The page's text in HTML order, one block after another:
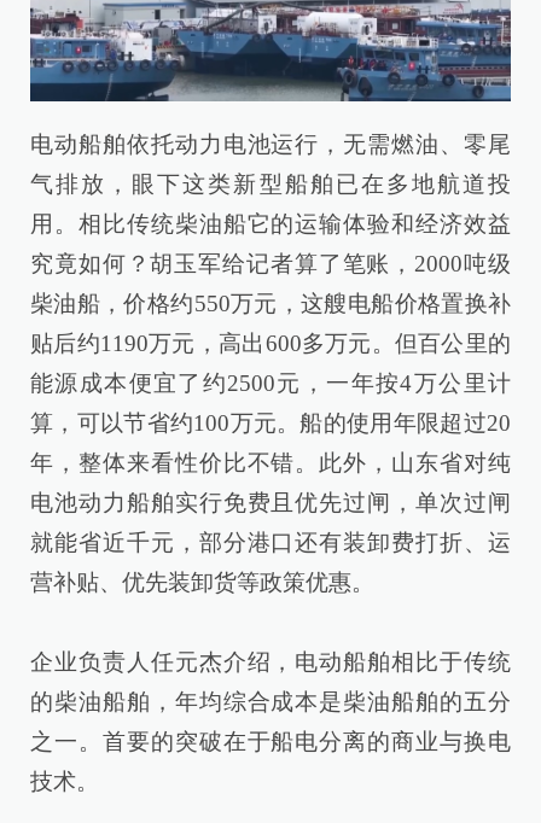
电动船舶依托动力电池运行，无需燃油、零尾
气排放，眼下这类新型船舶已在多地航道投
用。相比传统柴油船它的运输体验和经济效益
究竟如何？胡玉军给记者算了笔账，2000吨级
柴油船，价格约550万元，这艘电船价格置换补
贴后约1190万元，高出600多万元。但百公里的
能源成本便宜了约2500元，一年按4万公里计
算，可以节省约100万元。船的使用年限超过20
年，整体来看性价比不错。此外，山东省对纯
电池动力船舶实行免费且优先过闸，单次过闸
就能省近千元，部分港口还有装卸费打折、运
营补贴、优先装卸货等政策优惠。
企业负责人任元杰介绍，电动船舶相比于传统
的柴油船舶，年均综合成本是柴油船舶的五分
之一。首要的突破在于船电分离的商业与换电
技术。